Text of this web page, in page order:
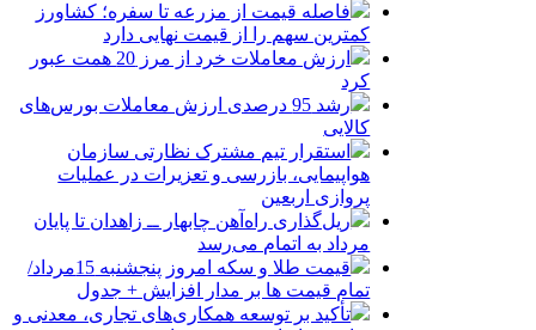
فاصله قیمت از مزرعه تا سفره؛ کشاورز
کمترین سهم را از قیمت نهایی دارد
ارزش معاملات خرد از مرز 20 همت عبور
کرد
رشد 95 درصدی ارزش معاملات بورس‌های
کالایی
استقرار تیم مشترک نظارتی سازمان
هواپیمایی، بازرسی و تعزیرات در عملیات
پروازی اربعین
ریل‌گذاری راه‌آهن چابهار ــ زاهدان تا پایان
مرداد به اتمام می‌رسد
قیمت طلا و سکه امروز پنجشنبه 15مرداد/
تمام قیمت ها بر مدار افزایش + جدول
تأکید بر توسعه همکاری‌های تجاری، معدنی و